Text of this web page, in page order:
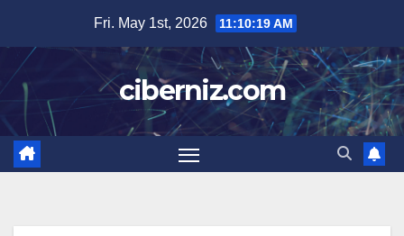
content
Fri. May 1st, 2026 11:10:20 AM
ciberniz.com